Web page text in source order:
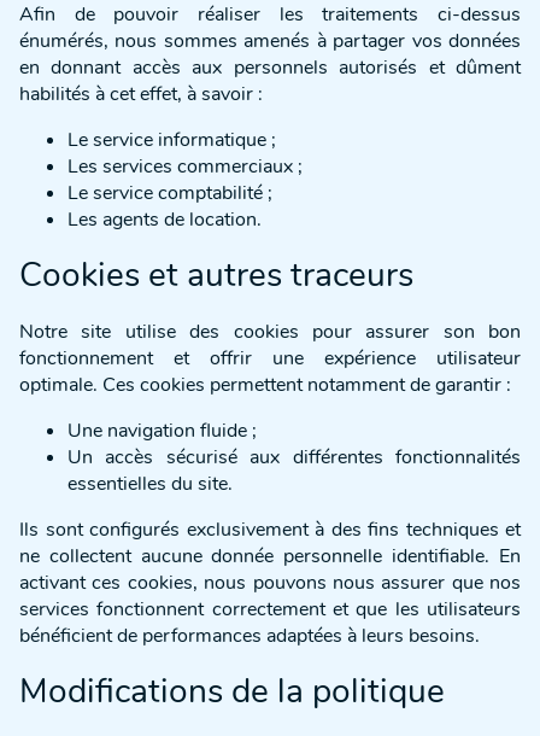
Afin de pouvoir réaliser les traitements ci-dessus
énumérés, nous sommes amenés à partager vos données
en donnant accès aux personnels autorisés et dûment
habilités à cet effet, à savoir :
Le service informatique ;
Les services commerciaux ;
Le service comptabilité ;
Les agents de location.
Cookies et autres traceurs
Notre site utilise des cookies pour assurer son bon
fonctionnement et offrir une expérience utilisateur
optimale. Ces cookies permettent notamment de garantir :
Une navigation fluide ;
Un accès sécurisé aux différentes fonctionnalités
essentielles du site.
Ils sont configurés exclusivement à des fins techniques et
ne collectent aucune donnée personnelle identifiable. En
activant ces cookies, nous pouvons nous assurer que nos
services fonctionnent correctement et que les utilisateurs
bénéficient de performances adaptées à leurs besoins.
Modifications de la politique